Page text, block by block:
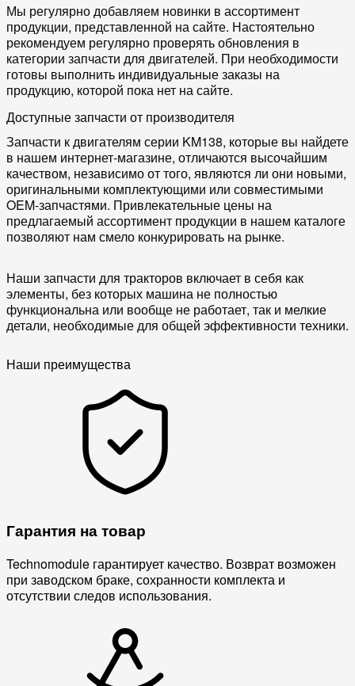
Мы регулярно добавляем новинки в ассортимент
продукции, представленной на сайте. Настоятельно
рекомендуем регулярно проверять обновления в
категории запчасти для двигателей. При необходимости
готовы выполнить индивидуальные заказы на
продукцию, которой пока нет на сайте.
Доступные запчасти от производителя
Запчасти к двигателям серии KM138, которые вы найдете
в нашем интернет-магазине, отличаются высочайшим
качеством, независимо от того, являются ли они новыми,
оригинальными комплектующими или совместимыми
OEM-запчастями. Привлекательные цены на
предлагаемый ассортимент продукции в нашем каталоге
позволяют нам смело конкурировать на рынке.
Наши запчасти для тракторов включает в себя как
элементы, без которых машина не полностью
функциональна или вообще не работает, так и мелкие
детали, необходимые для общей эффективности техники.
Наши преимущества
Гарантия на товар
Technomodule гарантирует качество. Возврат возможен
при заводском браке, сохранности комплекта и
отсутствии следов использования.